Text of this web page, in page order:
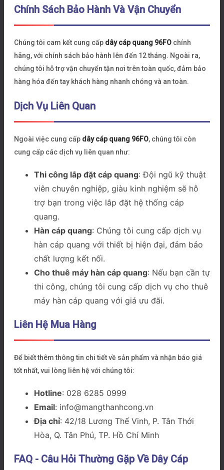
Chính Sách Bảo Hành Và Vận Chuyển
Chúng tôi cam kết cung cấp dây cáp quang 96FO chính
hãng, với chính sách bảo hành lên đến 12 tháng. Ngoài ra,
chúng tôi hỗ trợ vận chuyển tận nơi trên toàn quốc, đảm bảo
hàng hóa đến tay khách hàng nhanh chóng và an toàn.
Dịch Vụ Liên Quan
Ngoài việc cung cấp dây cáp quang 96FO, chúng tôi còn
cung cấp các dịch vụ liên quan như:
Thi công lắp đặt cáp quang: Đội ngũ kỹ thuật
viên chuyên nghiệp, giàu kinh nghiệm sẽ hỗ
trợ bạn trong việc lắp đặt hệ thống cáp
quang.
Hàn cáp quang: Chúng tôi cung cấp dịch vụ
hàn cáp quang với thiết bị hiện đại, đảm bảo
chất lượng kết nối.
Cho thuê máy hàn cáp quang: Nếu bạn cần tự
thi công, chúng tôi cung cấp dịch vụ cho thuê
máy hàn cáp quang với giá ưu đãi.
Liên Hệ Mua Hàng
Để biết thêm thông tin chi tiết về sản phẩm và nhận báo giá
tốt nhất, vui lòng liên hệ với chúng tôi:
Hotline: 028 6285 0999
Email: info@mangthanhcong.vn
Địa chỉ: 42/18 Lương Thế Vinh, P. Tân Thới
Hòa, Q. Tân Phú, TP. Hồ Chí Minh
FAQ - Câu Hỏi Thường Gặp Về Dây Cáp